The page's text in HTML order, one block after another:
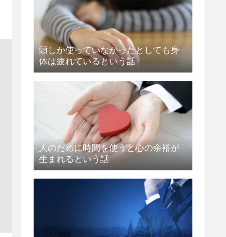
頭しか使っていなかったとしても身
体は疲れているという話
人のために時間を使うと心の余裕が
生まれるという話